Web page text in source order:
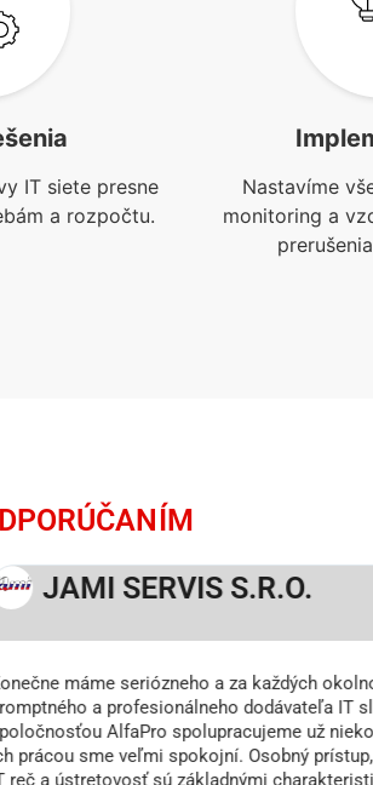
IT siete presne
a rozpočtu.
Nastavíme
monitoring a
SERVIS S.R.O.
máme seriózneho a za každých okolností
a profesionálneho dodávateľa IT služieb.
AlfaPro spolupracujeme už niekoľko
sme veľmi spokojní. Osobný prístup,
ústretovosť sú základnými charakteristikami